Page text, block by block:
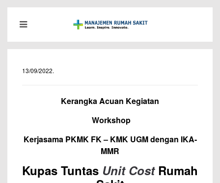
13/09/2022.
Kerangka Acuan Kegiatan
Workshop
Kerjasama PKMK FK – KMK UGM dengan IKA-
MMR
Kupas Tuntas Unit CostRumah